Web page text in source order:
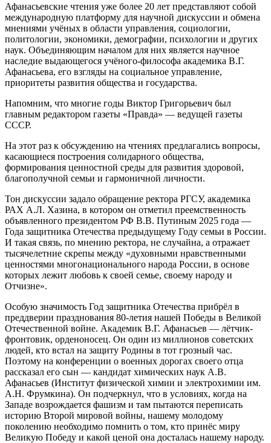
Афанасьевские чтения уже более 20 лет представляют собой
международную платформу для научной дискуссии и обмена
мнениями учёных в области управления, социологии,
политологии, экономики, демографии, психологии и других
наук. Объединяющим началом для них является научное
наследие выдающегося учёного-философа академика В.Г.
Афанасьева, его взгляды на социальное управление,
приоритеты развития общества и государства.
Напомним, что многие годы Виктор Григорьевич был
главным редактором газеты «Правда» — ведущей газеты
СССР.
На этот раз к обсуждению на чтениях предлагались вопросы,
касающиеся построения солидарного общества,
формирования ценностной среды для развития здоровой,
благополучной семьи и гармоничной личности.
Тон дискуссии задало обращение ректора РГСУ, академика
РАХ А.Л. Хазина, в котором он отметил преемственность
объявленного президентом РФ В.В. Путиным 2025 года —
Года защитника Отечества предыдущему Году семьи в России.
И такая связь, по мнению ректора, не случайна, а отражает
тысячелетние скрепы между «духовными нравственными
ценностями многонационального народа России, в основе
которых лежит любовь к своей семье, своему народу и
Отчизне».
Особую значимость Год защитника Отечества прибрёл в
преддверии празднования 80-летия нашей Победы в Великой
Отечественной войне. Академик В.Г. Афанасьев — лётчик-
фронтовик, орденоносец. Он один из миллионов советских
людей, кто встал на защиту Родины в тот грозный час.
Поэтому на конференции о военных дорогах своего отца
рассказал его сын — кандидат химических наук А.В.
Афанасьев (Институт физической химии и электрохимии им.
А.Н. Фрумкина). Он подчеркнул, что в условиях, когда на
Западе возрождается фашизм и там пытаются переписать
историю Второй мировой войны, нашему молодому
поколению необходимо помнить о том, кто принёс миру
Великую Победу и какой ценой она досталась нашему народу.